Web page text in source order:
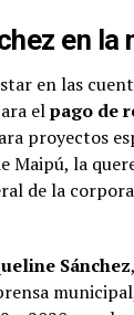
en la
en las
elpago de
proyectos
Maipú, la
de la
Sánchez